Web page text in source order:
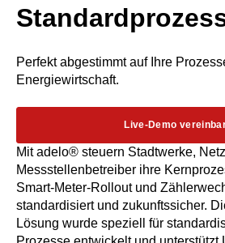
Perfekt abgestimmt auf Ihre
Energiewirtschaft.
Live-Demo
Mit adelo® steuern Stadtwerke,
Messstellenbetreiber ihre
Smart-Meter-Rollout und
standardisiert und zukunftssicher.
Lösung wurde speziell für